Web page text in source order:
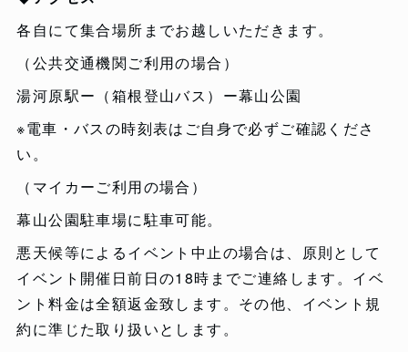
各自にて集合場所までお越しいただきます。
（公共交通機関ご利用の場合）
湯河原駅ー（箱根登山バス）ー幕山公園
※電車・バスの時刻表はご自身で必ずご確認くださ
い。
（マイカーご利用の場合）
幕山公園駐車場に駐車可能。
悪天候等によるイベント中止の場合は、原則として
イベント開催日前日の18時までご連絡します。イベ
ント料金は全額返金致します。その他、イベント規
約に準じた取り扱いとします。